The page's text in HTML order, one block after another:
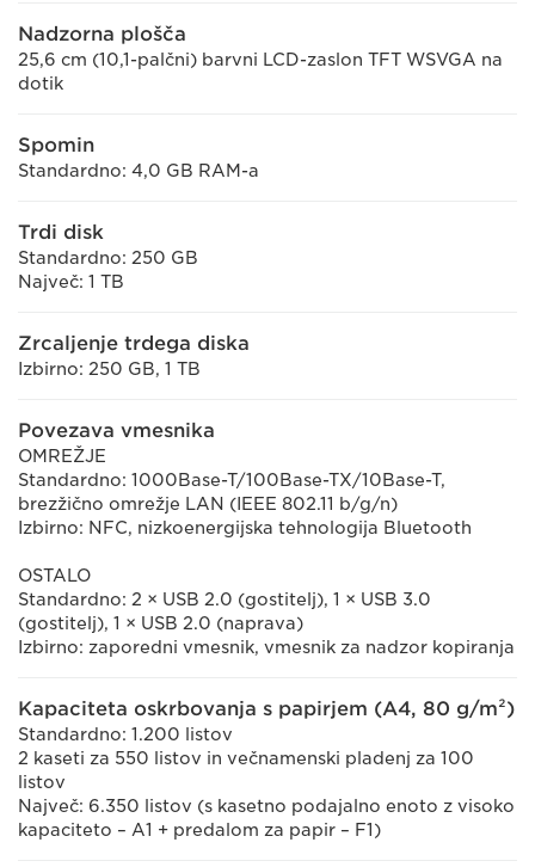
Nadzorna plošča
25,6 cm (10,1-palčni) barvni LCD-zaslon TFT WSVGA na
dotik
Spomin
Standardno: 4,0 GB RAM-a
Trdi disk
Standardno: 250 GB
Največ: 1 TB
Zrcaljenje trdega diska
Izbirno: 250 GB, 1 TB
Povezava vmesnika
OMREŽJE
Standardno: 1000Base-T/100Base-TX/10Base-T,
brezžično omrežje LAN (IEEE 802.11 b/g/n)
Izbirno: NFC, nizkoenergijska tehnologija Bluetooth
OSTALO
Standardno: 2 × USB 2.0 (gostitelj), 1 × USB 3.0
(gostitelj), 1 × USB 2.0 (naprava)
Izbirno: zaporedni vmesnik, vmesnik za nadzor kopiranja
Kapaciteta oskrbovanja s papirjem (A4, 80 g/m²)
Standardno: 1.200 listov
2 kaseti za 550 listov in večnamenski pladenj za 100
listov
Največ: 6.350 listov (s kasetno podajalno enoto z visoko
kapaciteto – A1 + predalom za papir – F1)